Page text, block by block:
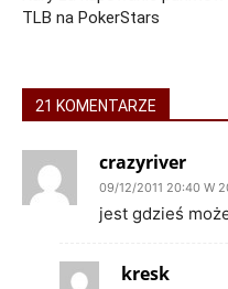
TLB na PokerStars
21 KOMENTARZE
crazyriver
09/12/2011 20:40 W
jest gdzieś
kresk